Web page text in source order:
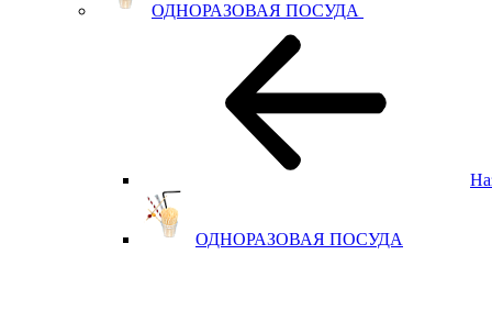
ОДНОРАЗОВАЯ ПОСУДА
ОДНОРАЗОВАЯ ПОСУДА